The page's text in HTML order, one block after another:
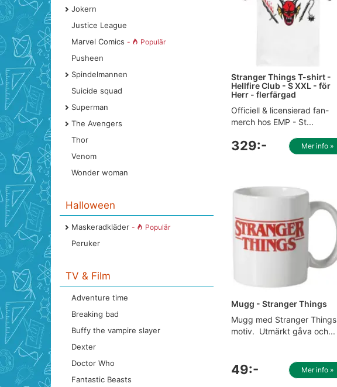
Jokern
Justice League
Marvel Comics - Populär
Pusheen
Spindelmannen
Suicide squad
Superman
The Avengers
Thor
Venom
Wonder woman
Halloween
Maskeradkläder - Populär
Peruker
TV & Film
Adventure time
Breaking bad
Buffy the vampire slayer
Dexter
Doctor Who
Fantastic Beasts
Stranger Things T-shirt -
Hellfire Club - S XXL - för
Herr - flerfärgad
Officiell & licensierad fan-
merch hos EMP - St...
329:- Mer info »
Mugg - Stranger Things
Mugg med Stranger Things
motiv. Utmärkt gåva och...
49:- Mer info »